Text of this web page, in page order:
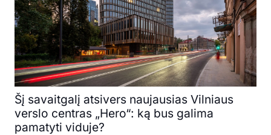
Šį savaitgalį atsivers naujausias Vilniaus
verslo centras „Hero“: ką bus galima
pamatyti viduje?